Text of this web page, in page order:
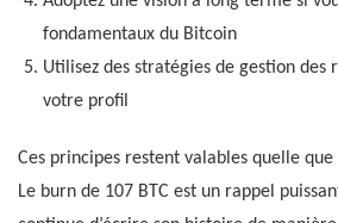
fondamentaux du Bitcoin
Utilisez des stratégies de gestion des
votre profil
Ces principes restent valables quelle
Le burn de 107 BTC est un rappel